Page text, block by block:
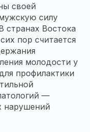
своей
силу
странах Востока
пор считается
молодости у
профилактики
—
нарушений